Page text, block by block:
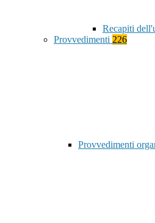
Recapiti
Provvedimenti 226
Provvedimenti